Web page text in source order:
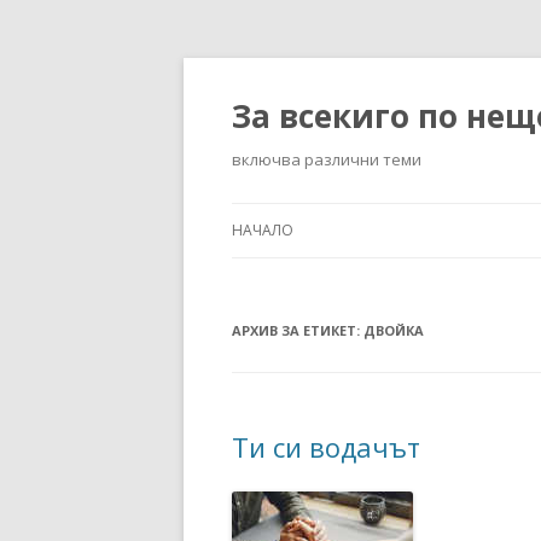
За всекиго по
включва различни теми
НАЧАЛО
АРХИВ ЗА ЕТИКЕТ: ДВОЙКА
Ти си водачът